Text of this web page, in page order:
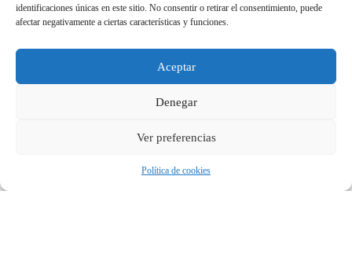
identificaciones únicas en este sitio. No consentir o retirar el consentimiento, puede
afectar negativamente a ciertas características y funciones.
Aceptar
Denegar
Ver preferencias
Política de cookies